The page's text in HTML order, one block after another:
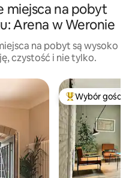
miejsca na pobyt
Arena w Weronie
na pobyt są wysoko
czystość i nie tylko.
gości Wybór gości